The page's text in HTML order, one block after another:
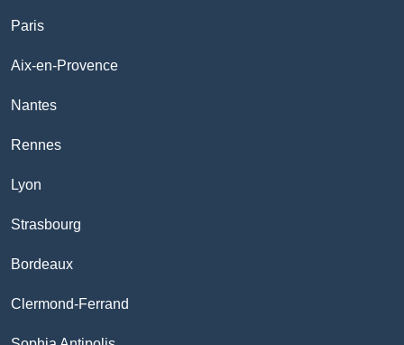
Paris
Aix-en-Provence
Nantes
Rennes
Lyon
Strasbourg
Bordeaux
Clermond-Ferrand